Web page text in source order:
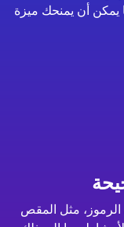
أن يمنحك ميزة
الرموز، مثل المقص